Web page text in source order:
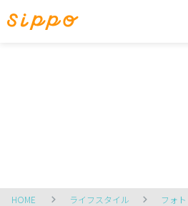
HOME ライフスタイル フォト